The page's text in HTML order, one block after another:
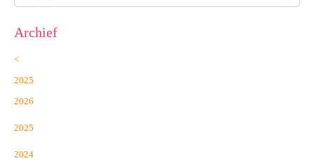
Archief
<
2025
2026
2025
2024